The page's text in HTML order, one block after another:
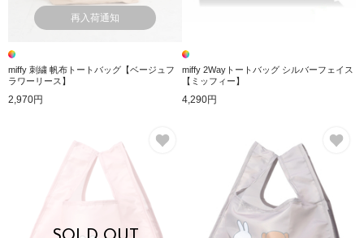
再入荷通知
miffy 刺繍 帆布トートバッグ【ベージュフ
ラワーリース】
2,970円
miffy 2Wayトートバッグ シルバーフェイス
【ミッフィー】
4,290円